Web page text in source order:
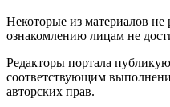
Некоторые из материалов
ознакомлению лицам не
Редакторы портала
соответствующим
авторских прав.